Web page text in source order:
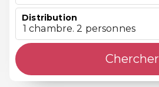
Distribution
1 chambre. 2 personnes
Chercher